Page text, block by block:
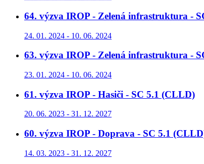
64. výzva IROP - Zelená infrastruktura -
24. 01. 2024 - 10. 06. 2024
63. výzva IROP - Zelená infrastruktura -
23. 01. 2024 - 10. 06. 2024
61. výzva IROP - Hasiči - SC 5.1 (CLLD)
20. 06. 2023 - 31. 12. 2027
60. výzva IROP - Doprava - SC 5.1
14. 03. 2023 - 31. 12. 2027